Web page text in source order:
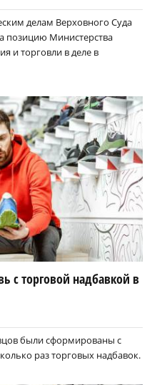
делам Верховного Суда
позицию Министерства
и торговли в деле в
с торговой надбавкой в
были сформированы с
раз торговых надбавок.